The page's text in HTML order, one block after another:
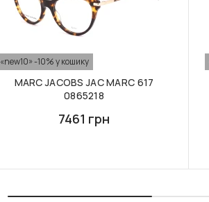
«new10» -10% у кошику
MARC JACOBS JAC MARC 617
0865218
7461 грн